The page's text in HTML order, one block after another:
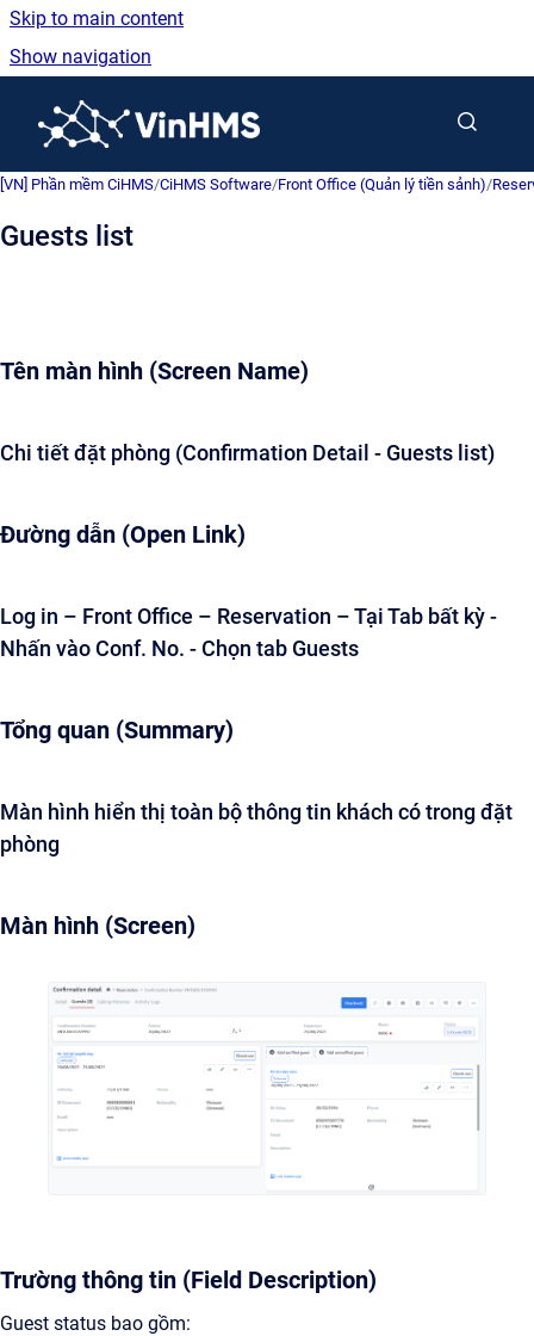
Skip to main content
Show navigation
[VN] Phần mềm CiHMS/CiHMS Software/Front Office (Quản lý tiền sảnh)/
Guests list
Tên màn hình (Screen Name)
Chi tiết đặt phòng (Confirmation Detail - Guests list)
Đường dẫn (Open Link)
Log in – Front Office – Reservation – Tại Tab bất kỳ -
Nhấn vào Conf. No. - Chọn tab Guests
Tổng quan (Summary)
Màn hình hiển thị toàn bộ thông tin khách có trong đặt
phòng
Màn hình (Screen)
Trường thông tin (Field Description)
Guest status bao gồm: